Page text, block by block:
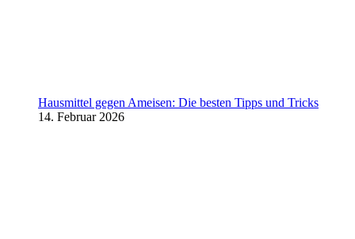
Hausmittel gegen Ameisen: Die besten Tipps und Tricks
14. Februar 2026